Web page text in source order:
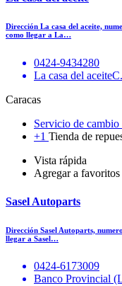
Dirección La casa del aceite,
como llegar a La…
0424-9434280
La casa del
Caracas
Servicio de cambio
+1 Tienda de
Vista rápida
Agregar a favoritos
Sasel Autoparts
Dirección Sasel Autoparts,
llegar a Sasel…
0424-6173009
Banco Provincial